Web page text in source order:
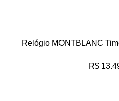
Relógio MONTBLANC
R$